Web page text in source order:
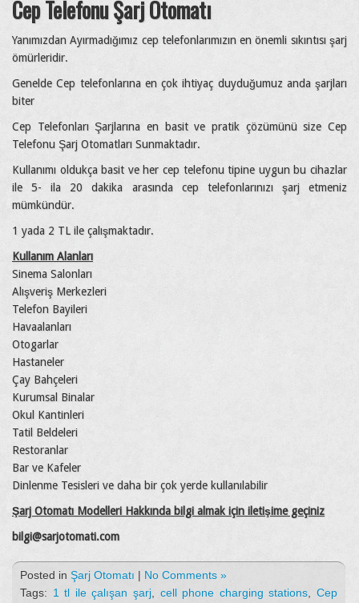
Cep Telefonu Şarj Otomatı
Yanımızdan Ayırmadığımız cep telefonlarımızın en önemli sıkıntısı şarj
ömürleridir.
Genelde Cep telefonlarına en çok ihtiyaç duyduğumuz anda şarjları
biter
Cep Telefonları Şarjlarına en basit ve pratik çözümünü size Cep
Telefonu Şarj Otomatları Sunmaktadır.
Kullanımı oldukça basit ve her cep telefonu tipine uygun bu cihazlar
ile 5- ila 20 dakika arasında cep telefonlarınızı şarj etmeniz
mümkündür.
1 yada 2 TL ile çalışmaktadır.
Kullanım Alanları
Sinema Salonları
Alışveriş Merkezleri
Telefon Bayileri
Havaalanları
Otogarlar
Hastaneler
Çay Bahçeleri
Kurumsal Binalar
Okul Kantinleri
Tatil Beldeleri
Restoranlar
Bar ve Kafeler
Dinlenme Tesisleri ve daha bir çok yerde kullanılabilir
Şarj Otomatı Modelleri Hakkında bilgi almak için iletişime geçiniz
bilgi@sarjotomati.com
Posted in Şarj Otomatı | No Comments »
Tags: 1 tl ile çalışan şarj, cell phone charging stations,Cep